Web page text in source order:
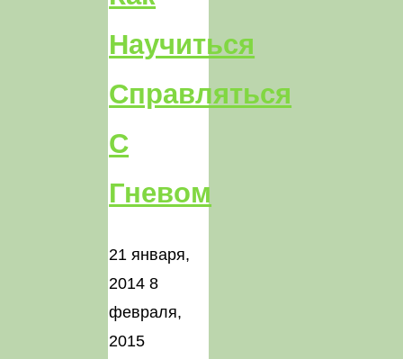
Научиться
Справляться
С
Гневом
21 января,
20148
февраля,
2015